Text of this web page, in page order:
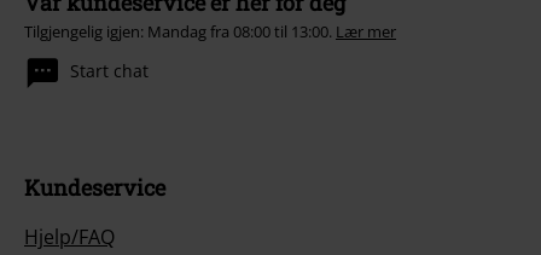
Tilgjengelig igjen: Mandag fra 08:00 til 13:00. Lær mer
Start chat
Kundeservice
Hjelp/FAQ